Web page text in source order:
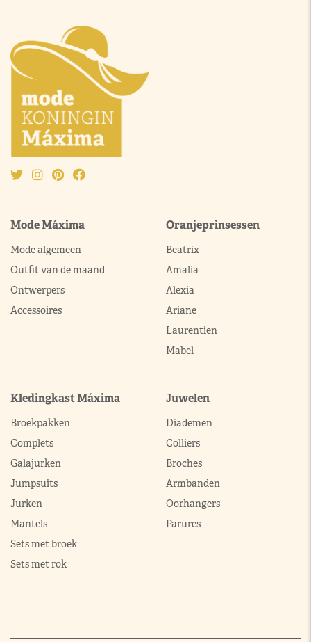
Mode Máxima
Mode algemeen
Outfit van de maand
Ontwerpers
Accessoires
Oranjeprinsessen
Beatrix
Amalia
Alexia
Ariane
Laurentien
Mabel
Kledingkast Máxima
Broekpakken
Complets
Galajurken
Jumpsuits
Jurken
Mantels
Sets met broek
Sets met rok
Juwelen
Diademen
Colliers
Broches
Armbanden
Oorhangers
Parures